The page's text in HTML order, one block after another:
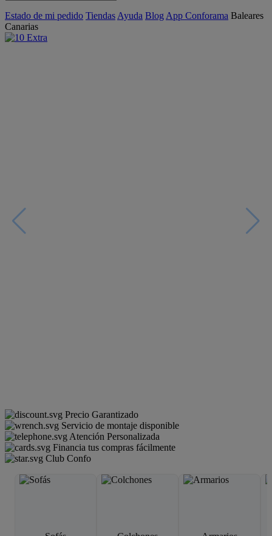
Estado de mi pedido Tiendas Ayuda Blog App Conforama Baleares
Canarias
Precio Garantizado
Servicio de montaje disponible
Atención Personalizada
Financia tus compras fácilmente
Club Confo